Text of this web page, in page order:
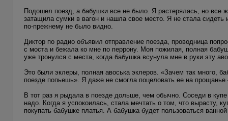
Подошел поезд, а бабушки все не было. Я растерялась, но все
затащила сумки в вагон и нашла свое место. Я не стала
по-прежнему не было видно.
Диктор по радио объявил отправление поезда, проводница
с моста и бежала ко мне по перрону. Моя пожилая, полная
уже тронулся с места, когда бабушка всунула мне в руки эту
Это были эклеры, полная авоська эклеров. «Зачем так много,
поезде попьешь». Я даже не смогла поцеловать ее на прощанье
В тот раз я рыдала в поезде дольше, чем обычно. Соседи в
надо. Когда я успокоилась, стала мечтать о том, что вырасту,
покупать бабушке платья. А бабушка будет пользоваться